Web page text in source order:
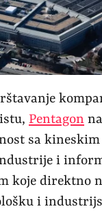
Pentagon
sa kineskim
i
koje direktno
i